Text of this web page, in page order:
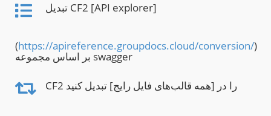
تبدیل CF2 [API explorer]
(https://apireference.groupdocs.cloud/conversion/)
بر اساس مجموعه swagger
CF2 را در [همه قالب‌های فایل رایج] تبدیل کنید